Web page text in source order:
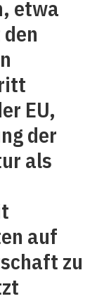
etwa
EU,
der
als
auf
zu